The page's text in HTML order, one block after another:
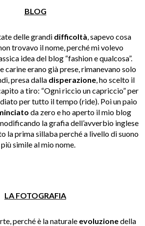
BLOG
delle grandi difficoltà , sapevo cosa
trovavo il nome, perché mi volevo
idea del blog “fashion e qualcosa”.
carine erano già prese, rimanevano solo
presa dalla disperazione , ho scelto il
a tiro: “Ogni riccio un capriccio” per
per tutto il tempo (ride). Poi un paio
da zero e ho aperto il mio blog
la grafia dell’avverbio inglese
la prima sillaba perché a livello di suono
più simile al mio nome.
LA FOTOGRAFIA
perché è la naturale evoluzionedella